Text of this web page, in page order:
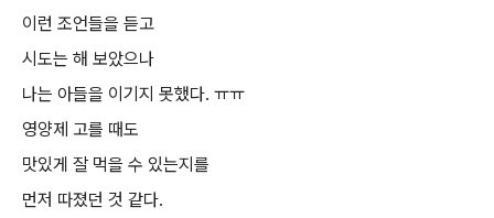
이런 조언들을 듣고
시도는 해 보았으나
나는 아들을 이기지 못했다. ㅠㅠ
영양제 고를 때도
맛있게 잘 먹을 수 있는지를
먼저 따졌던 것 같다.